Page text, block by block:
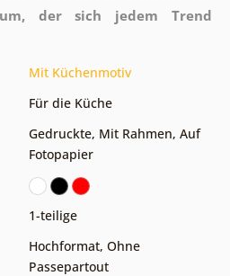
der sich jedem Trend
Mit Küchenmotiv
Für die Küche
Gedruckte, Mit Rahmen, Auf
Fotopapier
1-teilige
Hochformat, Ohne
Passepartout